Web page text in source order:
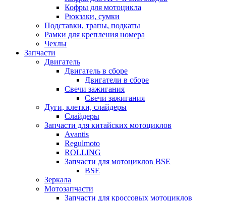
Кофры для мотоцикла
Рюкзаки, сумки
Подставки, трапы, подкаты
Рамки для крепления номера
Чехлы
Запчасти
Двигатель
Двигатель в сборе
Двигатели в сборе
Свечи зажигания
Свечи зажигания
Дуги, клетки, слайдеры
Слайдеры
Запчасти для китайских мотоциклов
Avantis
Regulmoto
ROLLING
Запчасти для мотоциклов BSE
BSE
Зеркала
Мотозапчасти
Запчасти для кроссовых мотоциклов